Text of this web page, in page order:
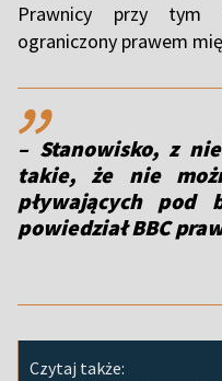
Prawnicy przy tym
ograniczony prawem
,,
– Stanowisko, z
takie, że nie
pływających pod
powiedział BBC
Czytaj także: